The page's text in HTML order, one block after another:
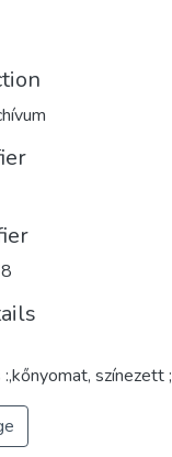
színezett ;